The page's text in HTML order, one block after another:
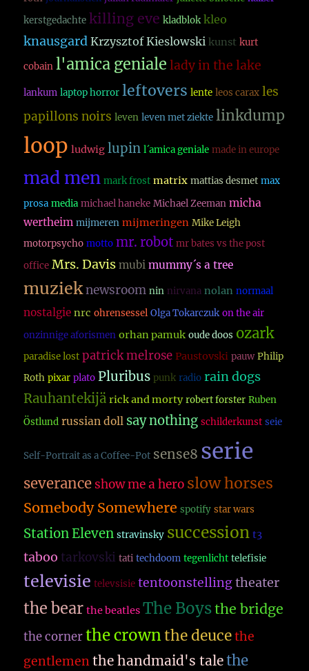
kerstgedachte killing eve kladblok kleo
knausgard Krzysztof Kieslowski kunst kurt
cobain l'amica geniale lady in the lake
lankum laptop horror leftovers lente leos carax les
papillons noirs leven leven met ziekte linkdump
loop ludwig lupin l´amica geniale made in europe
mad men mark frost matrix mattias desmet max
prosa media michael haneke Michael Zeeman micha
wertheim mijmeren mijmeringen Mike Leigh
motorpsycho motto mr. robot mr bates vs the post
office Mrs. Davis mubi mummy´s a tree
muzieknewsroom nin nirvana nolan normaal
nostalgie nrc ohrensessel Olga Tokarczuk on the air
onzinnige aforismen orhan pamuk oude doos ozark
paradise lost patrick melrose Paustovski pauw Philip
Roth pixar plato Pluribus punk radio rain dogs
Rauhantekijä rick and morty robert forster Ruben
Östlund russian doll say nothing schilderkunst seie
Self-Portrait as a Coffee-Pot sense8 serie
severance show me a hero slow horses
Somebody Somewhere spotify star wars
Station Eleven stravinsky succession t3
taboo tarkovski tati techdoom tegenlicht telefisie
televisie televsisie tentoonstelling theater
the bear the beatles The Boysthe bridge
the corner the crownthe deuce the
gentlemen the handmaid's talethe